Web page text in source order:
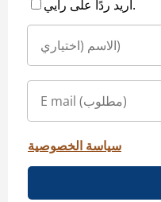
أريد ردًا على رأيي.
سياسة الخصوصية